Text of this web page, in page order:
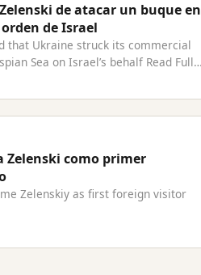
de atacar un buque en
de Israel
that Ukraine struck its commercial
Sea on Israel’s behalf Read Full
Zelenski como primer
Zelenskiy as first foreign visitor